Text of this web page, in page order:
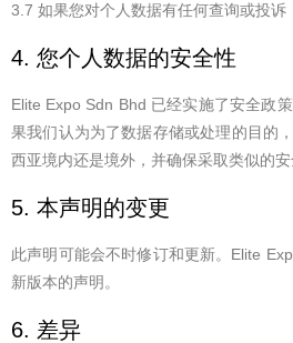
3.7 如果您对个人数据有任何查询或投诉
4. 您个人数据的安全性
Elite Expo Sdn Bhd 已经实施了安全政
果我们认为为了数据存储或处理的目的
西亚境内还是境外，并确保采取类似的安
5. 本声明的变更
此声明可能会不时修订和更新。Elite
新版本的声明。
6. 差异